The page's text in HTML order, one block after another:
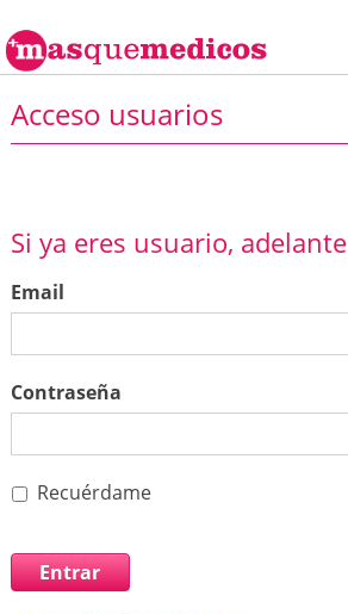
Acceso usuarios
Si ya eres usuario, adelante
Email
Contraseña
Recuérdame